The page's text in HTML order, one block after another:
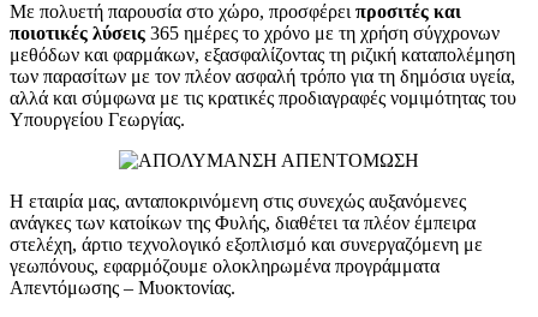
Με πολυετή παρουσία στο χώρο, προσφέρει προσιτές και
ποιοτικές λύσεις 365 ημέρες το χρόνο με τη χρήση σύγχρονων
μεθόδων και φαρμάκων, εξασφαλίζοντας τη ριζική καταπολέμηση
των παρασίτων με τον πλέον ασφαλή τρόπο για τη δημόσια υγεία,
αλλά και σύμφωνα με τις κρατικές προδιαγραφές νομιμότητας του
Υπουργείου Γεωργίας.
Η εταιρία μας, ανταποκρινόμενη στις συνεχώς αυξανόμενες
ανάγκες των κατοίκων της Φυλής, διαθέτει τα πλέον έμπειρα
στελέχη, άρτιο τεχνολογικό εξοπλισμό και συνεργαζόμενη με
γεωπόνους, εφαρμόζουμε ολοκληρωμένα προγράμματα
Απεντόμωσης – Μυοκτονίας.